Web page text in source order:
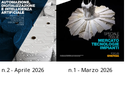
n.2 - Aprile 2026 n.1 - Marzo 2026